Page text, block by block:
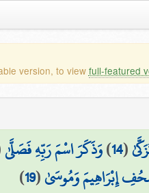
version, to view full-featured
(
14
)وَذَكَرَ اسْمَ رَبِّهِ فَصَلَّىٰ
إِبْرَاهِيمَ وَمُوسَىٰ(
19
)